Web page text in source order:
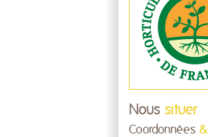
Nous situer
Coordonnées &